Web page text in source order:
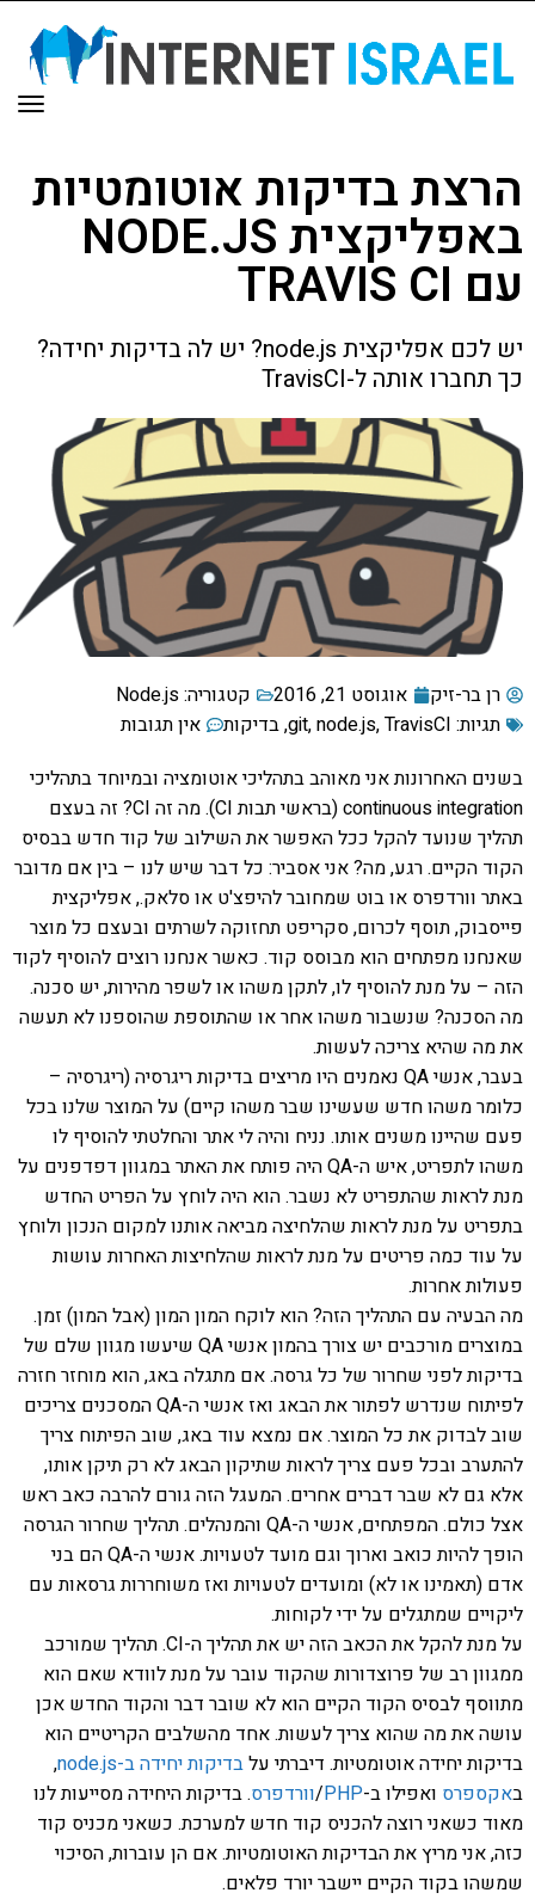
הרצת בדיקות אוטומטיות
באפליקצית NODE.JS
עם TRAVIS CI
יש לכם אפליקצית node.js? יש לה בדיקות יחידה?
כך תחברו אותה ל-TravisCI
רן בר-זיק אוגוסט 21, 2016 קטגוריה:Node.js
תגיות:
git,node.js,TravisCI
,בדיקות
אין תגובות
בשנים האחרונות אני מאוהב בתהליכי אוטומציה ובמיוחד בתהליכי
continuous integration (בראשי תבות CI). מה זה CI? זה בעצם
תהליך שנועד להקל ככל האפשר את השילוב של קוד חדש בבסיס
הקוד הקיים. רגע, מה? אני אסביר: כל דבר שיש לנו – בין אם מדובר
באתר וורדפרס או בוט שמחובר להיפצ'ט או סלאק., אפליקצית
פייסבוק, תוסף לכרום, סקריפט תחזוקה לשרתים ובעצם כל מוצר
שאנחנו מפתחים הוא מבוסס קוד. כאשר אנחנו רוצים להוסיף לקוד
הזה – על מנת להוסיף לו, לתקן משהו או לשפר מהירות, יש סכנה.
מה הסכנה? שנשבור משהו אחר או שהתוספת שהוספנו לא תעשה
את מה שהיא צריכה לעשות.
בעבר, אנשי QA נאמנים היו מריצים בדיקות ריגרסיה (ריגרסיה –
כלומר משהו חדש שעשינו שבר משהו קיים) על המוצר שלנו בכל
פעם שהיינו משנים אותו. נניח והיה לי אתר והחלטתי להוסיף לו
משהו לתפריט, איש ה-QA היה פותח את האתר במגוון דפדפנים על
מנת לראות שהתפריט לא נשבר. הוא היה לוחץ על הפריט החדש
בתפריט על מנת לראות שהלחיצה מביאה אותנו למקום הנכון ולוחץ
על עוד כמה פריטים על מנת לראות שהלחיצות האחרות עושות
פעולות אחרות.
מה הבעיה עם התהליך הזה? הוא לוקח המון המון (אבל המון) זמן.
במוצרים מורכבים יש צורך בהמון אנשי QA שיעשו מגוון שלם של
בדיקות לפני שחרור של כל גרסה. אם מתגלה באג, הוא מוחזר חזרה
לפיתוח שנדרש לפתור את הבאג ואז אנשי ה-QA המסכנים צריכים
שוב לבדוק את כל המוצר. אם נמצא עוד באג, שוב הפיתוח צריך
להתערב ובכל פעם צריך לראות שתיקון הבאג לא רק תיקן אותו,
אלא גם לא שבר דברים אחרים. המעגל הזה גורם להרבה כאב ראש
אצל כולם. המפתחים, אנשי ה-QA והמנהלים. תהליך שחרור הגרסה
הופך להיות כואב וארוך וגם מועד לטעויות. אנשי ה-QA הם בני
אדם (תאמינו או לא) ומועדים לטעויות ואז משוחררות גרסאות עם
ליקויים שמתגלים על ידי לקוחות.
על מנת להקל את הכאב הזה יש את תהליך ה-CI. תהליך שמורכב
ממגוון רב של פרוצדורות שהקוד עובר על מנת לוודא שאם הוא
מתווסף לבסיס הקוד הקיים הוא לא שובר דבר והקוד החדש אכן
עושה את מה שהוא צריך לעשות. אחד מהשלבים הקריטיים הוא
בדיקות יחידה אוטומטיות. דיברתי עלבדיקות יחידה ב-node.js
,
באקספרס ואפילו ב-PHP
/וורדפרס. בדיקות היחידה מסייעות לנו
מאוד כשאני רוצה להכניס קוד חדש למערכת. כשאני מכניס קוד
כזה, אני מריץ את הבדיקות האוטומטיות. אם הן עוברות, הסיכוי
שמשהו בקוד הקיים יישבר יורד פלאים.